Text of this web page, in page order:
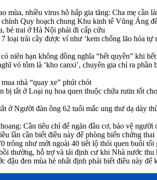
mùa, nhiều virus hô hấp gia tăng: Cha mẹ cần
chỉnh Quy hoạch chung Khu kinh tế Vũng Áng
bé trai ở Hà Nội phải đi cấp cứu
7 loại trái cây được ví như ‘kem chống lão hóa tự
niên hạn không đồng nghĩa “hết quyền” khi hết
vỏ tôm là ‘kho canxi’, chuyên gia chỉ ra phần
nhà “quay xe” phút chót
bị tắt ở Loại nụ hoa quen thuộc chứa rutin tốt
ở Người đàn ông 62 tuổi mắc ung thư dạ dày
Cần tiêu chí để ngăn đầu cơ, bảo vệ người
lần cần biết điều này để phòng biến chứng thai
trông như mới ngoài 40 tiết lộ thói quen buổi tối
thường, hỗ trợ và tái định cư khi Nhà nước thu
đậu đen mùa hè nhất định phải biết điều này để